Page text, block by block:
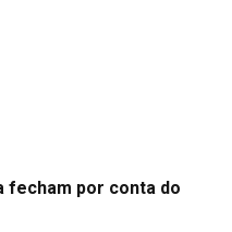
fecham por conta do